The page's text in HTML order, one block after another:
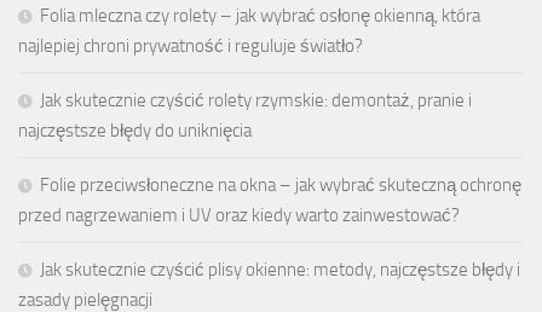
Folia mleczna czy rolety – jak wybrać osłonę okienną, która
najlepiej chroni prywatność i reguluje światło?
Jak skutecznie czyścić rolety rzymskie: demontaż, pranie i
najczęstsze błędy do uniknięcia
Folie przeciwsłoneczne na okna – jak wybrać skuteczną ochronę
przed nagrzewaniem i UV oraz kiedy warto zainwestować?
Jak skutecznie czyścić plisy okienne: metody, najczęstsze błędy i
zasady pielęgnacji